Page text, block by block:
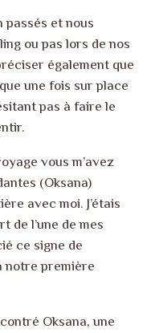
passés et nous
ou pas lors de nos
également que
une fois sur place
pas à faire le
vous m’avez
(Oksana)
avec moi. J’étais
de l’une de mes
ce signe de
notre première
Oksana, une